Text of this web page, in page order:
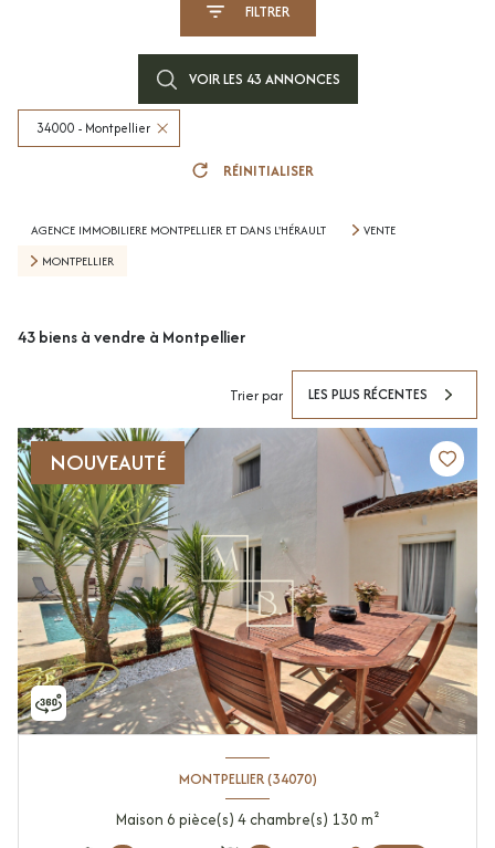
FILTRER
VOIR LES 43 ANNONCES
34000 - Montpellier
RÉINITIALISER
AGENCE IMMOBILIERE MONTPELLIER ET DANS L'HÉRAULT
VENTE
MONTPELLIER
43biens à vendre à Montpellier
Trier par LES PLUS RÉCENTES
NOUVEAUTÉ
MONTPELLIER (34070)
Maison 6 pièce(s) 4 chambre(s) 130 m²